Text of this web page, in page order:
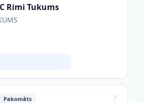
Rimi Tukums
Pakomāts